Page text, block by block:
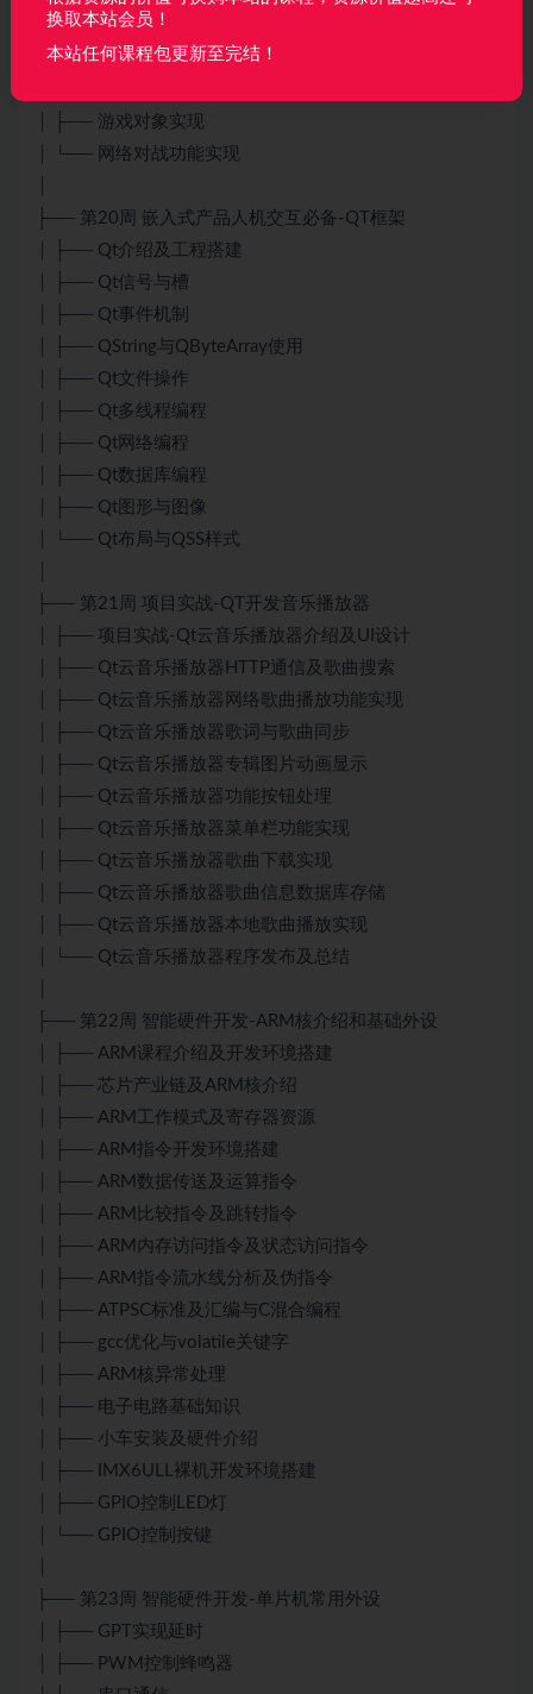
│ ├── 赢棋情况分析
│ ├── 裁判对象分析
│ ├── 游戏对象实现
│ └── 网络对战功能实现
├── 第20周 嵌入式产品人机交互必备-QT框架
│ ├── Qt介绍及工程搭建
│ ├── Qt信号与槽
│ ├── Qt事件机制
│ ├── QString与QByteArray使用
│ ├── Qt文件操作
│ ├── Qt多线程编程
│ ├── Qt网络编程
│ ├── Qt数据库编程
│ ├── Qt图形与图像
│ └── Qt布局与QSS样式
├── 第21周 项目实战-QT开发音乐播放器
│ ├── 项目实战-Qt云音乐播放器介绍及UI设计
│ ├── Qt云音乐播放器HTTP通信及歌曲搜索
│ ├── Qt云音乐播放器网络歌曲播放功能实现
│ ├── Qt云音乐播放器歌词与歌曲同步
│ ├── Qt云音乐播放器专辑图片动画显示
│ ├── Qt云音乐播放器功能按钮处理
│ ├── Qt云音乐播放器菜单栏功能实现
│ ├── Qt云音乐播放器歌曲下载实现
│ ├── Qt云音乐播放器歌曲信息数据库存储
│ ├── Qt云音乐播放器本地歌曲播放实现
│ └── Qt云音乐播放器程序发布及总结
├── 第22周 智能硬件开发-ARM核介绍和基础外设
│ ├── ARM课程介绍及开发环境搭建
│ ├── 芯片产业链及ARM核介绍
│ ├── ARM工作模式及寄存器资源
│ ├── ARM指令开发环境搭建
│ ├── ARM数据传送及运算指令
│ ├── ARM比较指令及跳转指令
│ ├── ARM内存访问指令及状态访问指令
│ ├── ARM指令流水线分析及伪指令
│ ├── ATPSC标准及汇编与C混合编程
│ ├── gcc优化与volatile关键字
│ ├── ARM核异常处理
│ ├── 电子电路基础知识
│ ├── 小车安装及硬件介绍
│ ├── IMX6ULL裸机开发环境搭建
│ ├── GPIO控制LED灯
│ └── GPIO控制按键
├── 第23周 智能硬件开发-单片机常用外设
│ ├── GPT实现延时
│ ├── PWM控制蜂鸣器
换取本站会员！
本站任何课程包更新至完结！